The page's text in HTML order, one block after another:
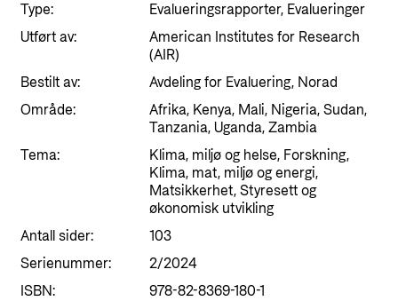
Styresett og økonomisk utvikling
For næringslivet
Statsgarantiordningen for investeringer i
fornybar energi
Norad - Partnerskap med privat sektor
Viktige dokumenter og lenker
Partnerfordeling
Evalueringer (Norec)
Norads Varslingstjeneste
Presse og media
Logo
Type:
Evalueringsrapporter, Evalueringer
Utført av:
American Institutes for Research
(AIR)
Bestilt av:
Avdeling for Evaluering, Norad
Område:
Afrika, Kenya, Mali, Nigeria, Sudan,
Tanzania, Uganda, Zambia
Tema:
Klima, miljø og helse, Forskning,
Klima, mat, miljø og energi,
Matsikkerhet, Styresett og
økonomisk utvikling
Antall sider:
103
Serienummer:
2/2024
ISBN:
978-82-8369-180-1